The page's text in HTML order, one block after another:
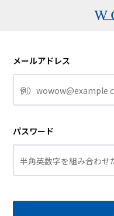
メールアドレス
パスワード